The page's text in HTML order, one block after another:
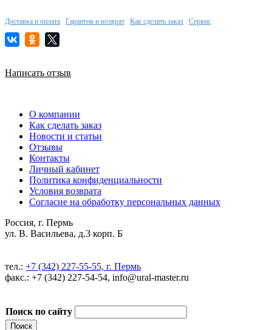
Доставка и оплата Гарантия и возврат Как сделать заказ Сервис
Написать отзыв
О компании
Как сделать заказ
Новости и статьи
Отзывы
Контакты
Личный кабинет
Политика конфиденциальности
Условия возврата
Согласие на обработку персональных данных
Россия, г. Пермь
ул. В. Васильева, д.3 корп. Б
тел.: +7 (342) 227-55-55, г. Пермь
факс.: +7 (342) 227-54-54, info@ural-master.ru
Поиск по сайту